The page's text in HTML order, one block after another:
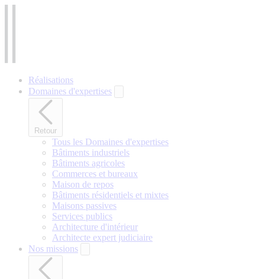
Réalisations
Domaines d'expertises
Retour
Tous les Domaines d'expertises
Bâtiments industriels
Bâtiments agricoles
Commerces et bureaux
Maison de repos
Bâtiments résidentiels et mixtes
Maisons passives
Services publics
Architecture d'intérieur
Architecte expert judiciaire
Nos missions